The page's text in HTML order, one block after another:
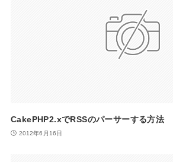
CakePHP2.xでRSSのパーサーする方法
2012年6月16日